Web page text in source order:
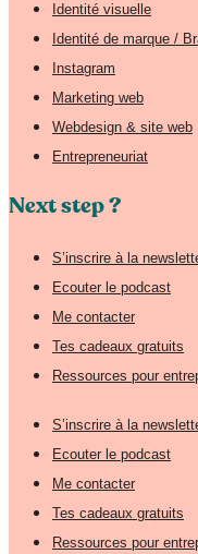
Identité visuelle
Identité de marque /
Instagram
Marketing web
Webdesign & site web
Entrepreneuriat
Next step ?
S’inscrire à la
Ecouter le podcast
Me contacter
Tes cadeaux gratuits
Ressources pour
S’inscrire à la
Ecouter le podcast
Me contacter
Tes cadeaux gratuits
Ressources pour